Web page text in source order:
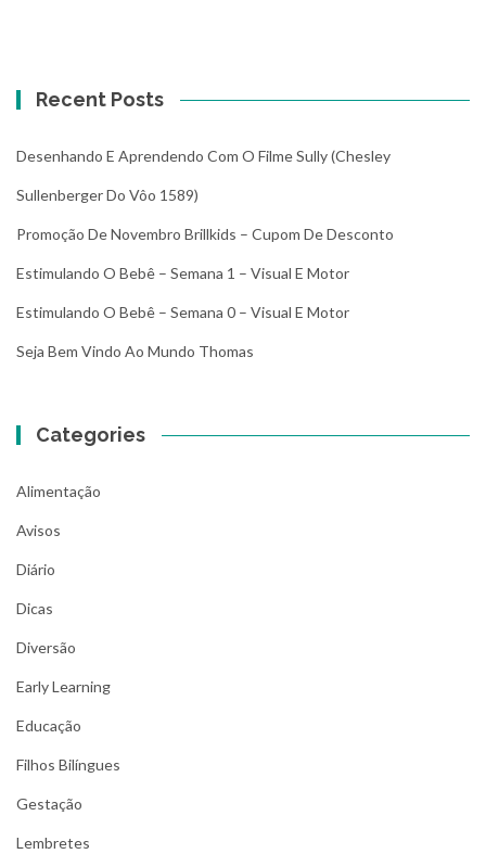
Recent Posts
Desenhando E Aprendendo Com O Filme Sully (Chesley
Sullenberger Do Vôo 1589)
Promoção De Novembro Brillkids – Cupom De Desconto
Estimulando O Bebê – Semana 1 – Visual E Motor
Estimulando O Bebê – Semana 0 – Visual E Motor
Seja Bem Vindo Ao Mundo Thomas
Categories
Alimentação
Avisos
Diário
Dicas
Diversão
Early Learning
Educação
Filhos Bilíngues
Gestação
Lembretes